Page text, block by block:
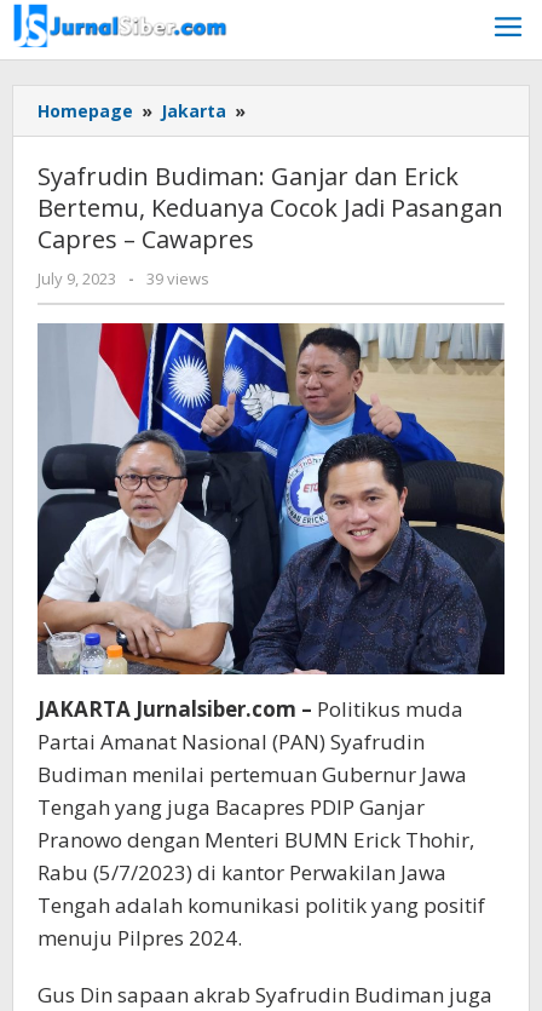
Skip
to
content
Homepage » Jakarta »
Budiman:
dan
Erick
Bertemu,
Jadi
Pasangan
Capres
-
Cawapres
Syafrudin Budiman: Ganjar dan Erick
Bertemu, Keduanya Cocok Jadi Pasangan
Capres – Cawapres
July 9, 2023
by
Jurnalsiber
- 39 views
JAKARTA Jurnalsiber.com – Politikus muda
Partai Amanat Nasional (PAN) Syafrudin
Budiman menilai pertemuan Gubernur Jawa
Tengah yang juga Bacapres PDIP Ganjar
Pranowo dengan Menteri BUMN Erick Thohir,
Rabu (5/7/2023) di kantor Perwakilan Jawa
Tengah adalah komunikasi politik yang positif
menuju Pilpres 2024.
Gus Din sapaan akrab Syafrudin Budiman juga